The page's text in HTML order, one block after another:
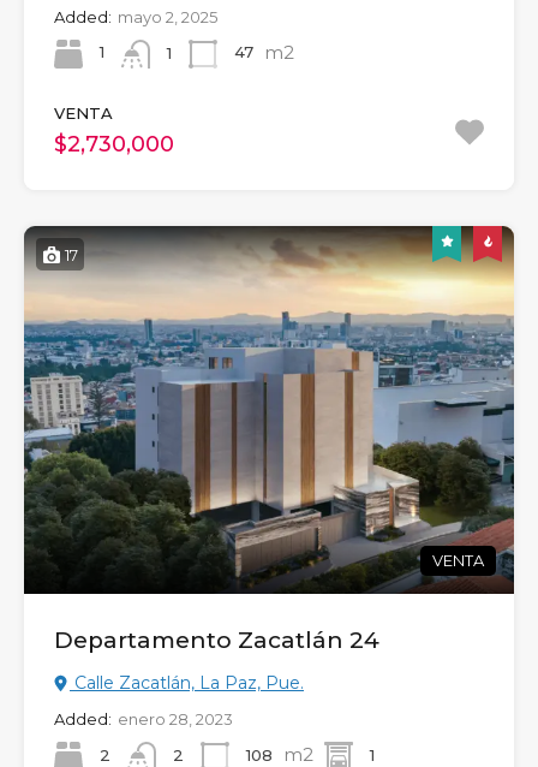
Added: mayo 2, 2025
1
1 47 m2
VENTA
$2,730,000
17
VENTA
Departamento Zacatlán 24
Calle Zacatlán, La Paz, Pue.
Added: enero 28, 2023
2
2 108 m2 1